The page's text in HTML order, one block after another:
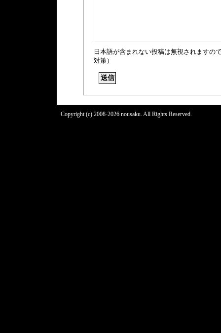
日本語が含まれない投稿は無視されますの
対策）
Copyright (c) 2008-2026 nousaku. All Rights Reserved.